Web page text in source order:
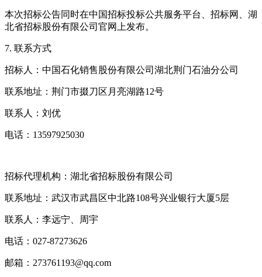
本次招标公告同时在中国招标投标公共服务平台、招标网、湖
北省招标股份有限公司官网上发布。
7. 联系方式
招标人：中国石化销售股份有限公司湖北荆门石油分公司
联系地址：荆门市掇刀区月亮湖路12号
联系人：刘优
电话：13597925030
招标代理机构：湖北省招标股份有限公司
联系地址：武汉市武昌区中北路108号兴业银行大厦5层
联系人：李远宁、周宇
电话：027-87273626
邮箱：273761193@qq.com